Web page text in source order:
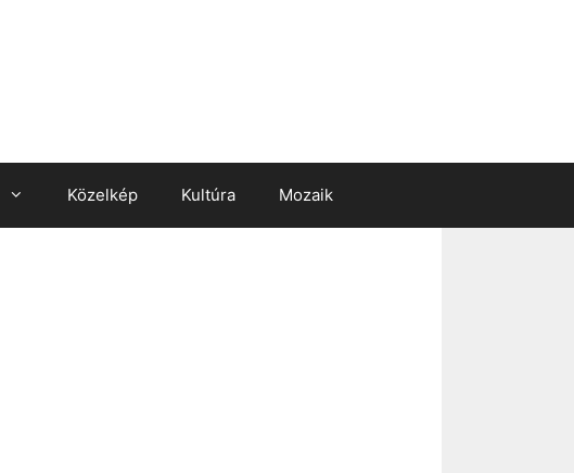
Közelkép Kultúra Mozaik